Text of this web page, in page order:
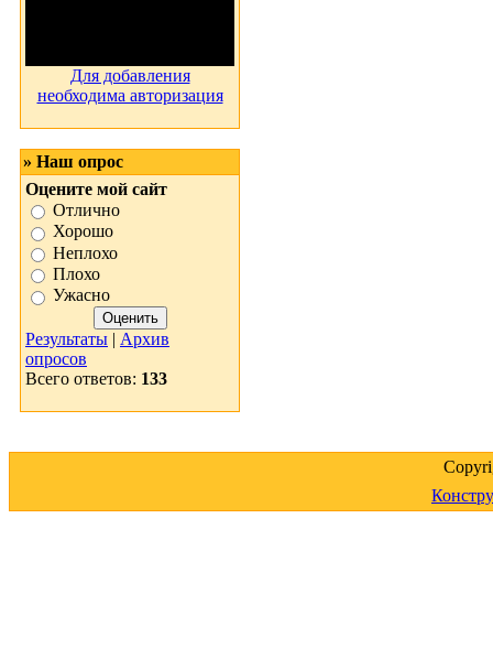
Для добавления
необходима авторизация
» Наш опрос
Оцените мой сайт
Отлично
Хорошо
Неплохо
Плохо
Ужасно
Результаты | Архив
опросов
Всего ответов: 133